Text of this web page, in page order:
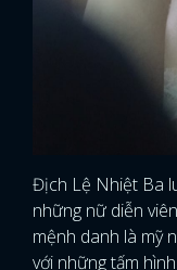
Địch Lệ Nhiệt Ba
những nữ diễn
mệnh danh là mỹ
với những tấm